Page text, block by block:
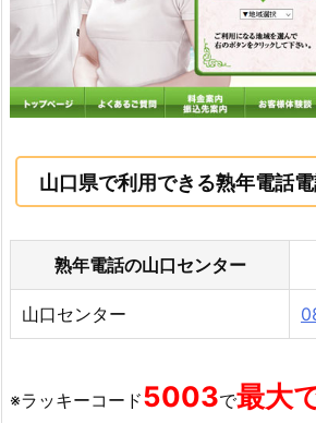
山口県で利用できる熟年電話
熟年電話の山口センター
山口センター
※ラッキーコード5003で最大